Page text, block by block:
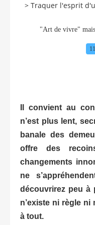
> Traquer l'esprit
"Art de vivre"
Il convient au
n’est plus lent,
banale des
offre des
changements
ne
découvrirez peu à
n’existe ni règle ni
à tout.